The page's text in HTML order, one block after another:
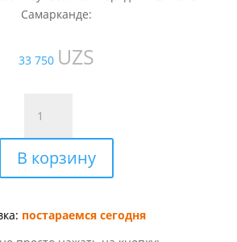
Самарканде:
33 750 UZS
товара
Цефоперазон+Сульбактам
пор.
д/
2г
В корзину
постараемся сегодня